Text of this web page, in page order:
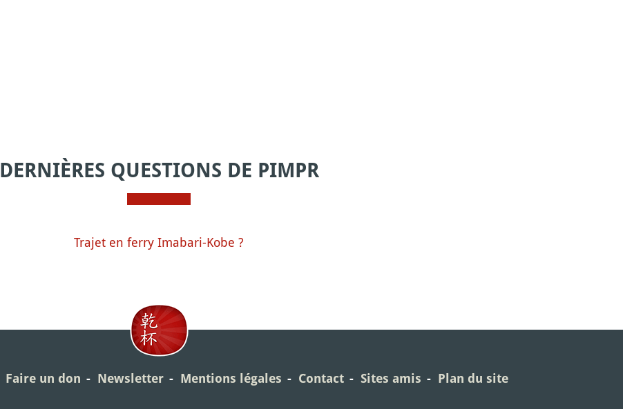
DERNIÈRES QUESTIONS DE PIMPR
Trajet en ferry Imabari-Kobe ?
Faire un don Newsletter Mentions légales Contact Sites amis Plan du site